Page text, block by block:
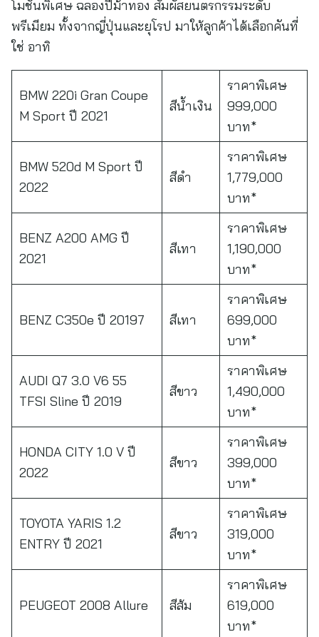
โมชั่นพิเศษ ฉลองปีม้าทอง สัมผัสยนตรกรรมระดับ
พรีเมียม ทั้งจากญี่ปุ่นและยุโรป มาให้ลูกค้าได้เลือกคันที่
ใช่ อาทิ
BMW 220i Gran Coupe
M Sport ปี 2021
สีน้ำเงิน
ราคาพิเศษ
999,000
บาท*
BMW 520d M Sport ปี
2022
สีดำ
ราคาพิเศษ
1,779,000
บาท*
BENZ A200 AMG ปี
2021
สีเทา
ราคาพิเศษ
1,190,000
บาท*
BENZ C350e ปี 20197 สีเทา
ราคาพิเศษ
699,000
บาท*
AUDI Q7 3.0 V6 55
TFSI Sline ปี 2019
สีขาว
ราคาพิเศษ
1,490,000
บาท*
HONDA CITY 1.0 V ปี
2022
สีขาว
ราคาพิเศษ
399,000
บาท*
TOYOTA YARIS 1.2
ENTRY ปี 2021
สีขาว
ราคาพิเศษ
319,000
บาท*
PEUGEOT 2008 Allure สีส้ม
ราคาพิเศษ
619,000
บาท*